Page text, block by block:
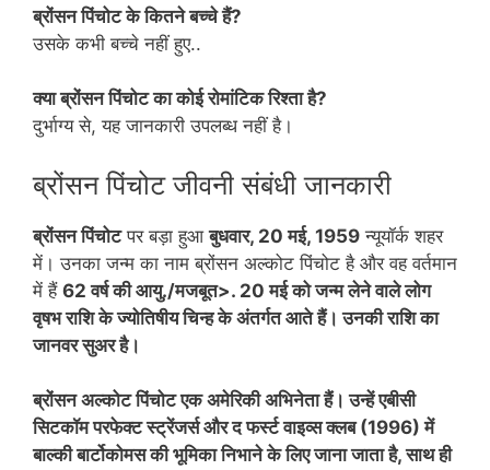
ब्रोंसन पिंचोट के कितने बच्चे हैं?
उसके कभी बच्चे नहीं हुए..
क्या ब्रोंसन पिंचोट का कोई रोमांटिक रिश्ता है?
दुर्भाग्य से, यह जानकारी उपलब्ध नहीं है।
ब्रोंसन पिंचोट जीवनी संबंधी जानकारी
ब्रोंसन पिंचोटपर बड़ा हुआबुधवार, 20 मई, 1959 न्यूयॉर्क शहर
में। उनका जन्म का नाम ब्रोंसन अल्कोट पिंचोट है और वह वर्तमान
में हैं 62 वर्ष की आयु./मजबूत>. 20 मई को जन्म लेने वाले लोग
वृषभ राशि के ज्योतिषीय चिन्ह के अंतर्गत आते हैं। उनकी राशि का
जानवर सुअर है।
ब्रोंसन अल्कोट पिंचोट एक अमेरिकी अभिनेता हैं। उन्हें एबीसी
सिटकॉम परफेक्ट स्ट्रेंजर्स और द फर्स्ट वाइव्स क्लब (1996) में
बाल्की बार्टोकोमस की भूमिका निभाने के लिए जाना जाता है, साथ ही